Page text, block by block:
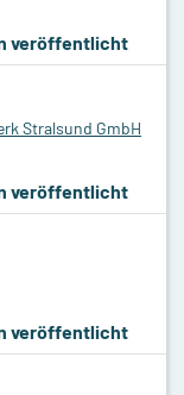
veröffentlicht
Stralsund GmbH
veröffentlicht
veröffentlicht